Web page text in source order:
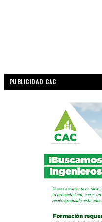
PUBLICIDAD CAC